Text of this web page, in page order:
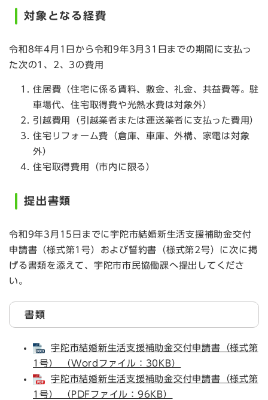
対象となる経費
令和8年4月1日から令和9年3月31日までの期間に支払っ
た次の1、2、3の費用
住居費（住宅に係る賃料、敷金、礼金、共益費等。駐
車場代、住宅取得費や光熱水費は対象外）
引越費用（引越業者または運送業者に支払った費用）
住宅リフォーム費（倉庫、車庫、外構、家電は対象
外）
住宅取得費用（市内に限る）
提出書類
令和9年3月15日までに宇陀市結婚新生活支援補助金交付
申請書（様式第1号）および誓約書（様式第2号）に次に掲
げる書類を添えて、宇陀市市民協働課へ提出してくださ
い。
書類
宇陀市結婚新生活支援補助金交付申請書（様式第
1号） （Wordファイル：30KB）
宇陀市結婚新生活支援補助金交付申請書（様式第
1号） （PDFファイル：96KB）